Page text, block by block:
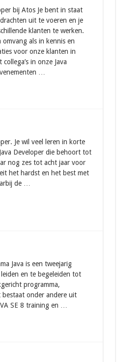
bij Atos Je bent in staat
uit te voeren en je
klanten te werken.
als in kennis en
voor onze klanten in
in onze Java
…
Je wil veel leren in korte
Developer die behoort tot
nog zes tot acht jaar voor
het hardst en het best met
de …
Java is een tweejarig
en te begeleiden tot
programma,
bestaat onder andere uit
SE 8 training en …